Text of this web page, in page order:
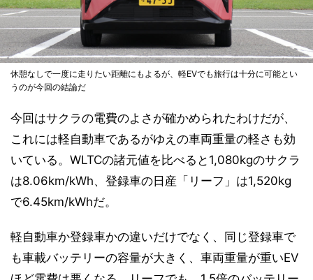
休憩なしで一度に走りたい距離にもよるが、軽EVでも旅行は十分に可能とい
うのが今回の結論だ
今回はサクラの電費のよさが確かめられたわけだが、
これには軽自動車であるがゆえの車両重量の軽さも効
いている。WLTCの諸元値を比べると1,080kgのサクラ
は8.06km/kWh、登録車の日産「リーフ」は1,520kg
で6.45km/kWhだ。
軽自動車か登録車かの違いだけでなく、同じ登録車で
も車載バッテリーの容量が大きく、車両重量が重いEV